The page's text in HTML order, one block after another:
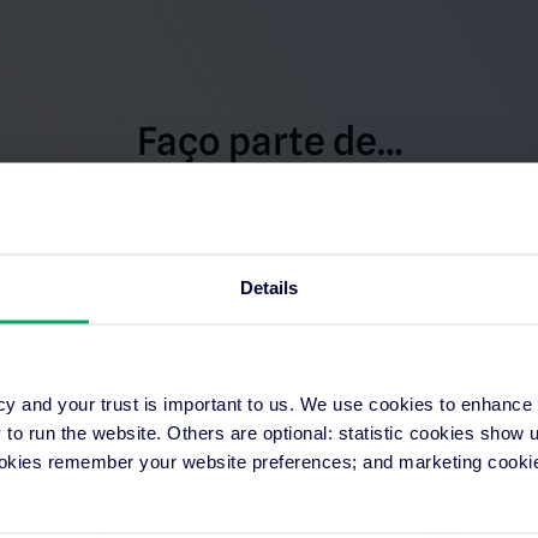
Details
and your trust is important to us. We use cookies to
run the website. Others are optional: statistic cookies show
remember your website preferences; and marketing
Faço parte de…
do nosso
são
usar e acessíveis,
em
para competir na
Uma
se deve
baseada
conta à